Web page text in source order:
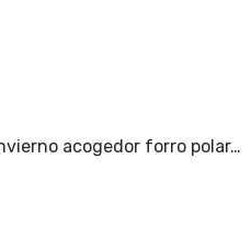
acogedor forro polar…